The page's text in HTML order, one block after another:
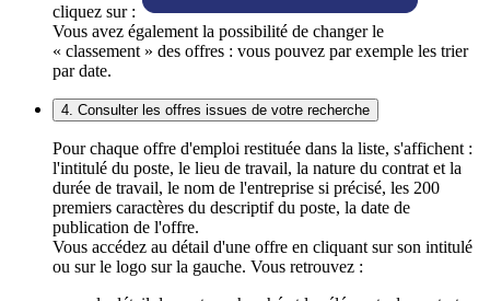
cliquez sur :
Vous avez également la possibilité de changer le
« classement » des offres : vous pouvez par exemple les trier
par date.
4. Consulter les offres issues de votre recherche
Pour chaque offre d'emploi restituée dans la liste, s'affichent :
l'intitulé du poste, le lieu de travail, la nature du contrat et la
durée de travail, le nom de l'entreprise si précisé, les 200
premiers caractères du descriptif du poste, la date de
publication de l'offre.
Vous accédez au détail d'une offre en cliquant sur son intitulé
ou sur le logo sur la gauche. Vous retrouvez :